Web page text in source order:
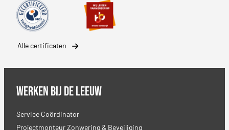
Safety Culture Ladder
Alle certificaten
Werken bij De Leeuw
Service Coördinator
Projectmonteur Zonwering & Beveiliging